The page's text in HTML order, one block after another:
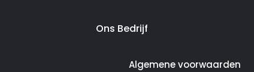
Ons Bedrijf
Algemene voorwaarden